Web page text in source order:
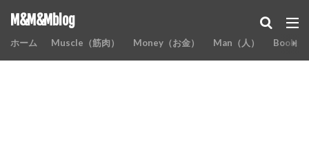
M&M&Mblog
ホーム Muscle（筋肉） Money（お金） Man（人） Books